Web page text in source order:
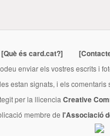
[Què és card.cat?]
enviar els vostres escrits i
estan signats, i els
per la llicencia Creative
membre de l'Associació